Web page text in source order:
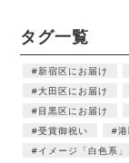
タグ一覧
新宿区にお届け
大田区にお届け
目黒区にお届け
受賞御祝い
イメージ「白色系」